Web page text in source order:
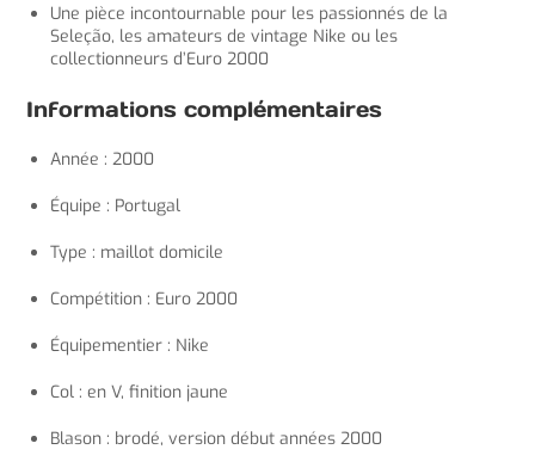
Une pièce incontournable pour les passionnés de la
Seleção, les amateurs de vintage Nike ou les
collectionneurs d’Euro 2000
Informations complémentaires
Année : 2000
Équipe : Portugal
Type : maillot domicile
Compétition : Euro 2000
Équipementier : Nike
Col : en V, finition jaune
Blason : brodé, version début années 2000